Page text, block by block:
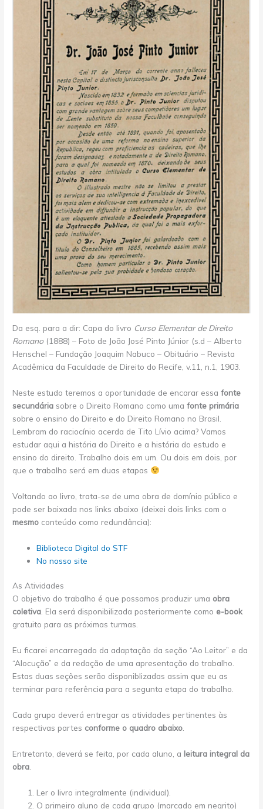
Da esq. para a dir: Capa do livro Curso Elementar de Direito
Romano (1888) – Foto de João José Pinto Júnior (s.d – Alberto
Henschel – Fundação Joaquim Nabuco – Obituário – Revista
Acadêmica da Faculdade de Direito do Recife, v.11, n.1, 1903.
Neste estudo teremos a oportunidade de encarar essafonte
secundária sobre o Direito Romano como umafonte primária
sobre o ensino do Direito e do Direito Romano no Brasil.
Lembram do raciocínio acerda de Tito Lívio acima? Vamos
estudar aqui a história do Direito e a história do estudo e
ensino do direito. Trabalho dois em um. Ou dois em dois, por
que o trabalho será em duas etapas
Voltando ao livro, trata-se de uma obra de domínio público e
pode ser baixada nos links abaixo (deixei dois links com o
mesmo conteúdo como redundância):
Biblioteca Digital do STF
No nosso site
As Atividades
O objetivo do trabalho é que possamos produzir uma obra
coletiva . Ela será disponibilizada posteriormente como e-book
gratuito para as próximas turmas.
Eu ficarei encarregado da adaptação da seção “Ao Leitor” e da
“Alocução” e da redação de uma apresentação do trabalho.
Estas duas seções serão disponiblizadas assim que eu as
terminar para referência para a segunta etapa do trabalho.
Cada grupo deverá entregar as atividades pertinentes às
respectivas partes conforme o quadro abaixo
Entretanto, deverá se feita, por cada aluno, a leitura integral da
obra
Ler o livro integralmente (individual).
O primeiro aluno de cada grupo (marcado em negrito)